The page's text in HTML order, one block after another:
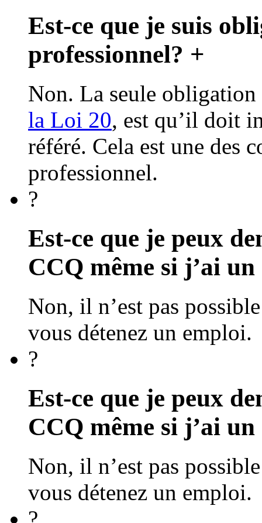
Est-ce que je suis
professionnel? +
Non. La seule
la Loi 20, est qu’il doit
référé. Cela est une des
professionnel.
?
Est-ce que je peux
CCQ même si j’ai
Non, il n’est pas
vous détenez un emploi.
?
Est-ce que je peux
CCQ même si j’ai
Non, il n’est pas
vous détenez un emploi.